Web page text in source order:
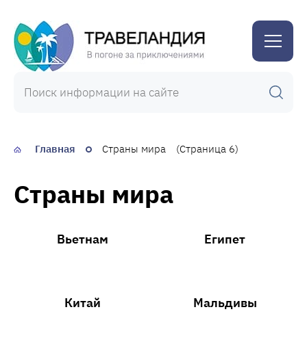
Травеландия
Главная Страны мира (Страница 6)
Страны мира
Вьетнам Египет
Китай Мальдивы